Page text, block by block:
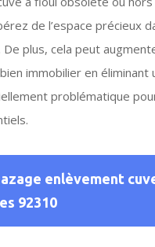
de l’espace précieux
plus, cela peut
immobilier en éliminant
problématique
enlèvement
92310